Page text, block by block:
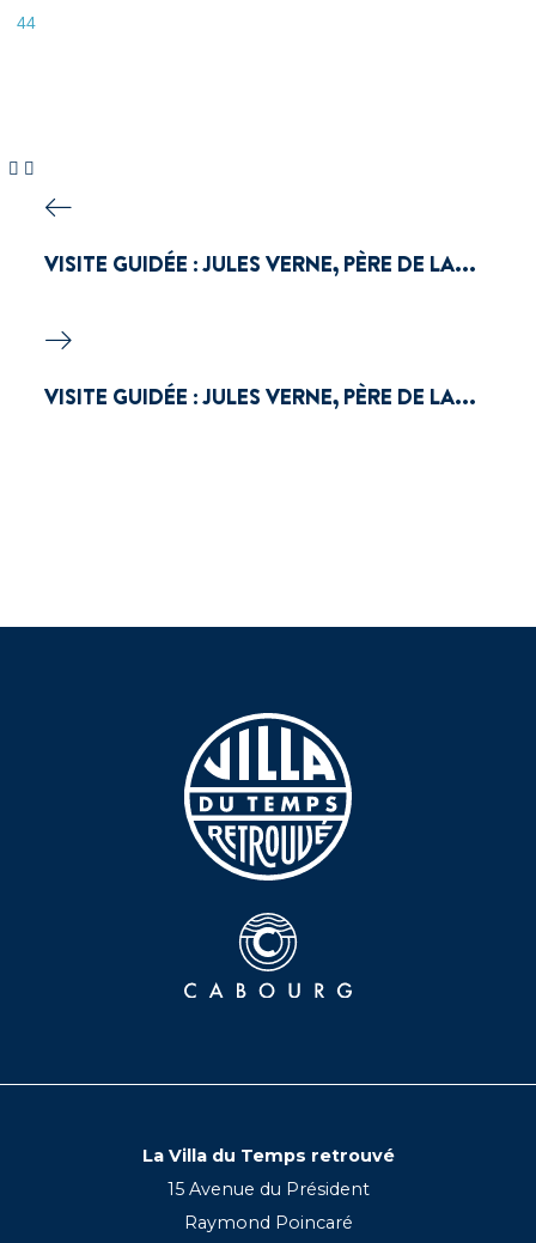
44
VISITE GUIDÉE : JULES VERNE, PÈRE DE LA...
VISITE GUIDÉE : JULES VERNE, PÈRE DE LA...
La Villa du Temps retrouvé
15 Avenue du Président
Raymond Poincaré